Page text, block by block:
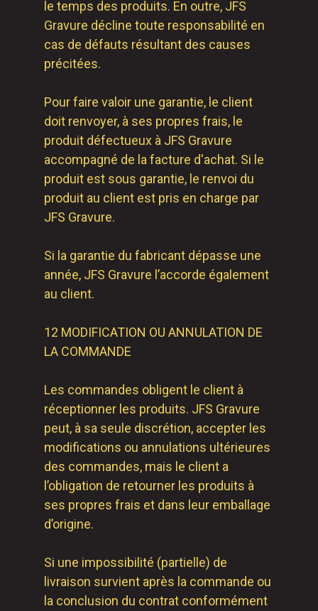
le temps des produits. En outre, JFS
Gravure décline toute responsabilité en
cas de défauts résultant des causes
précitées.
Pour faire valoir une garantie, le client
doit renvoyer, à ses propres frais, le
produit défectueux à JFS Gravure
accompagné de la facture d'achat. Si le
produit est sous garantie, le renvoi du
produit au client est pris en charge par
JFS Gravure.
Si la garantie du fabricant dépasse une
année, JFS Gravure l’accorde également
au client.
12 MODIFICATION OU ANNULATION DE
LA COMMANDE
Les commandes obligent le client à
réceptionner les produits. JFS Gravure
peut, à sa seule discrétion, accepter les
modifications ou annulations ultérieures
des commandes, mais le client a
l’obligation de retourner les produits à
ses propres frais et dans leur emballage
d’origine.
Si une impossibilité (partielle) de
livraison survient après la commande ou
la conclusion du contrat conformément